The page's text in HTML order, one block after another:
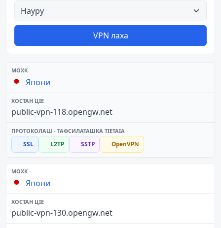
Массо пачхьалкхаш
VPN лаха
Япони
public-vpn-118.opengw.net
SSL L2TP SSTP OpenVPN
Япони
public-vpn-130.opengw.net